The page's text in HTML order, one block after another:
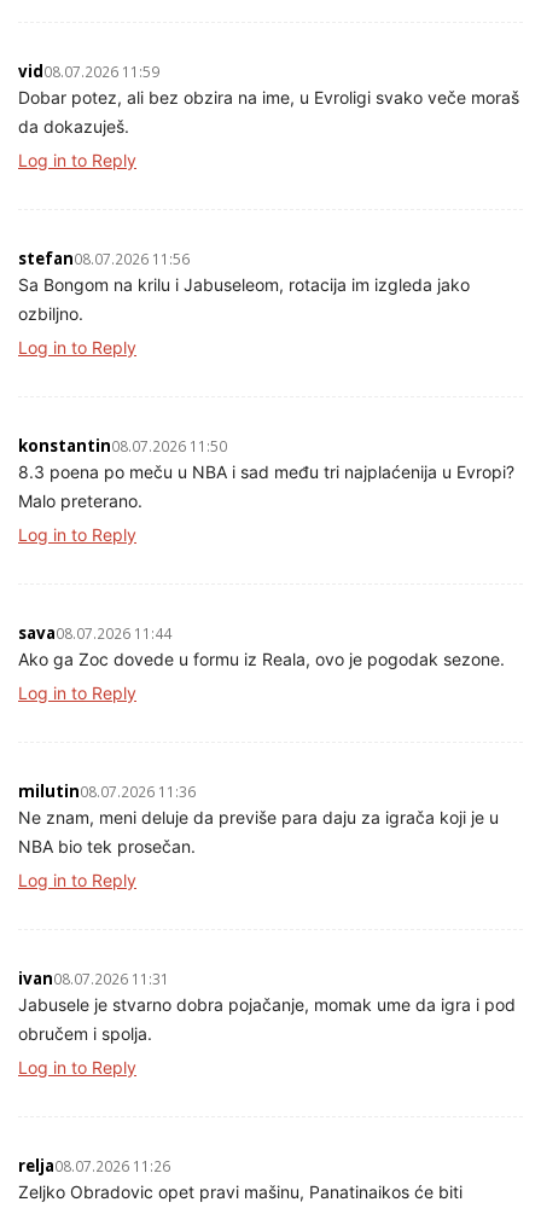
vid08.07.2026 11:59
Dobar potez, ali bez obzira na ime, u Evroligi svako veče moraš
da dokazuješ.
Log in to Reply
stefan08.07.2026 11:56
Sa Bongom na krilu i Jabuseleom, rotacija im izgleda jako
ozbiljno.
Log in to Reply
konstantin08.07.2026 11:50
8.3 poena po meču u NBA i sad među tri najplaćenija u Evropi?
Malo preterano.
Log in to Reply
sava08.07.2026 11:44
Ako ga Zoc dovede u formu iz Reala, ovo je pogodak sezone.
Log in to Reply
milutin08.07.2026 11:36
Ne znam, meni deluje da previše para daju za igrača koji je u
NBA bio tek prosečan.
Log in to Reply
ivan08.07.2026 11:31
Jabusele je stvarno dobra pojačanje, momak ume da igra i pod
obručem i spolja.
Log in to Reply
relja08.07.2026 11:26
Zeljko Obradovic opet pravi mašinu, Panatinaikos će biti